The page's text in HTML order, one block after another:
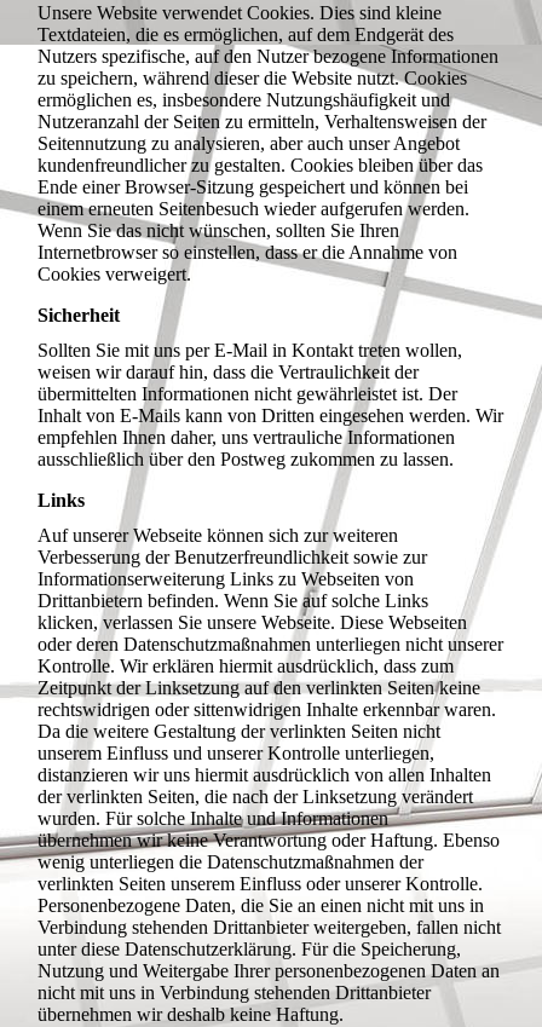
Unsere Website verwendet Cookies. Dies sind kleine
Textdateien, die es ermöglichen, auf dem Endgerät des
Nutzers spezifische, auf den Nutzer bezogene Informationen
zu speichern, während dieser die Website nutzt. Cookies
ermöglichen es, insbesondere Nutzungshäufigkeit und
Nutzeranzahl der Seiten zu ermitteln, Verhaltensweisen der
Seitennutzung zu analysieren, aber auch unser Angebot
kundenfreundlicher zu gestalten. Cookies bleiben über das
Ende einer Browser-Sitzung gespeichert und können bei
einem erneuten Seitenbesuch wieder aufgerufen werden.
Wenn Sie das nicht wünschen, sollten Sie Ihren
Internetbrowser so einstellen, dass er die Annahme von
Cookies verweigert.
Sicherheit
Sollten Sie mit uns per E-Mail in Kontakt treten wollen,
weisen wir darauf hin, dass die Vertraulichkeit der
übermittelten Informationen nicht gewährleistet ist. Der
Inhalt von E-Mails kann von Dritten eingesehen werden. Wir
empfehlen Ihnen daher, uns vertrauliche Informationen
ausschließlich über den Postweg zukommen zu lassen.
Links
Auf unserer Webseite können sich zur weiteren
Verbesserung der Benutzerfreundlichkeit sowie zur
Informationserweiterung Links zu Webseiten von
Drittanbietern befinden. Wenn Sie auf solche Links
klicken, verlassen Sie unsere Webseite. Diese Webseiten
oder deren Datenschutzmaßnahmen unterliegen nicht unserer
Kontrolle. Wir erklären hiermit ausdrücklich, dass zum
Zeitpunkt der Linksetzung auf den verlinkten Seiten keine
rechtswidrigen oder sittenwidrigen Inhalte erkennbar waren.
Da die weitere Gestaltung der verlinkten Seiten nicht
unserem Einfluss und unserer Kontrolle unterliegen,
distanzieren wir uns hiermit ausdrücklich von allen Inhalten
der verlinkten Seiten, die nach der Linksetzung verändert
wurden. Für solche Inhalte und Informationen
übernehmen wir keine Verantwortung oder Haftung. Ebenso
wenig unterliegen die Datenschutzmaßnahmen der
verlinkten Seiten unserem Einfluss oder unserer Kontrolle.
Personenbezogene Daten, die Sie an einen nicht mit uns in
Verbindung stehenden Drittanbieter weitergeben, fallen nicht
unter diese Datenschutzerklärung. Für die Speicherung,
Nutzung und Weitergabe Ihrer personenbezogenen Daten an
nicht mit uns in Verbindung stehenden Drittanbieter
übernehmen wir deshalb keine Haftung.